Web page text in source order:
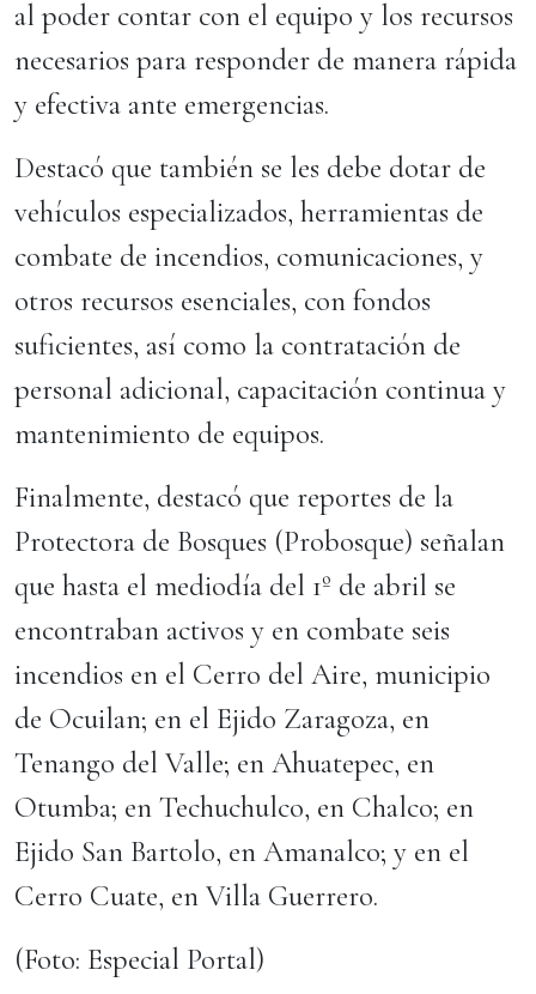
al poder contar con el equipo y los recursos
necesarios para responder de manera rápida
y efectiva ante emergencias.
Destacó que también se les debe dotar de
vehículos especializados, herramientas de
combate de incendios, comunicaciones, y
otros recursos esenciales, con fondos
suficientes, así como la contratación de
personal adicional, capacitación continua y
mantenimiento de equipos.
Finalmente, destacó que reportes de la
Protectora de Bosques (Probosque) señalan
que hasta el mediodía del 1º de abril se
encontraban activos y en combate seis
incendios en el Cerro del Aire, municipio
de Ocuilan; en el Ejido Zaragoza, en
Tenango del Valle; en Ahuatepec, en
Otumba; en Techuchulco, en Chalco; en
Ejido San Bartolo, en Amanalco; y en el
Cerro Cuate, en Villa Guerrero.
(Foto: Especial Portal)